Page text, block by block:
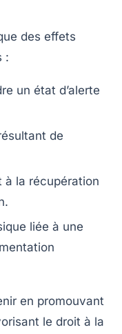
des effets
:
un état d’alerte
de
à la récupération
liée à une
en promouvant
le droit à la